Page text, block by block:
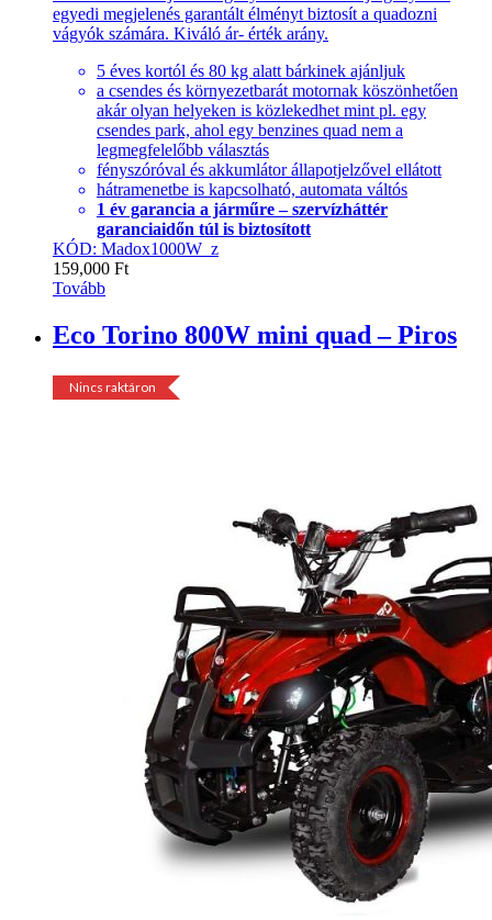
egyedi megjelenés garantált élményt biztosít a quadozni
vágyók számára. Kiváló ár- érték arány.
5 éves kortól és 80 kg alatt bárkinek ajánljuk
a csendes és környezetbarát motornak köszönhetően
akár olyan helyeken is közlekedhet mint pl. egy
csendes park, ahol egy benzines quad nem a
legmegfelelőbb választás
fényszóróval és akkumlátor állapotjelzővel ellátott
hátramenetbe is kapcsolható, automata váltós
1 év garancia a járműre – szervízháttér
garanciaidőn túl is biztosított
KÓD: Madox1000W_z
159,000 Ft
Tovább
Nincs raktáron
Eco Torino 800W mini quad – Piros